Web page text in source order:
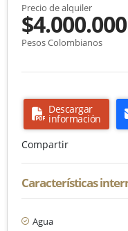
Precio de alquiler
$4.000.000
Pesos Colombianos
Descargar
información
Compartir
Características
Agua